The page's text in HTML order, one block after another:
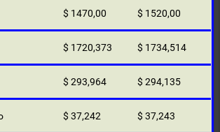
$ 1470,00 $ 1520,00
$ 1720,373 $ 1734,514
$ 293,964 $ 294,135
$ 37,242 $ 37,243